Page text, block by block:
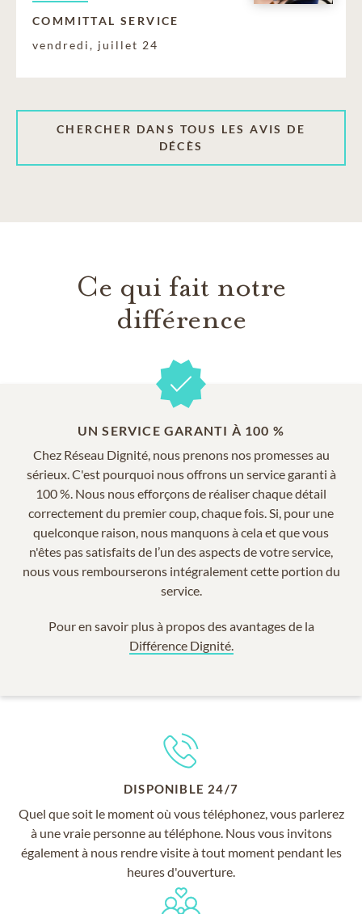
COMMITTAL SERVICE
vendredi, juillet 24
CHERCHER DANS TOUS LES AVIS DE
DÉCÈS
Ce qui fait notre
différence
UN SERVICE GARANTI À 100 %
Chez Réseau Dignité, nous prenons nos promesses au
sérieux. C'est pourquoi nous offrons un service garanti à
100 %. Nous nous efforçons de réaliser chaque détail
correctement du premier coup, chaque fois. Si, pour une
quelconque raison, nous manquons à cela et que vous
n'êtes pas satisfaits de l’un des aspects de votre service,
nous vous rembourserons intégralement cette portion du
service.
Pour en savoir plus à propos des avantages de la
Différence Dignité.
DISPONIBLE 24/7
Quel que soit le moment où vous téléphonez, vous parlerez
à une vraie personne au téléphone. Nous vous invitons
également à nous rendre visite à tout moment pendant les
heures d'ouverture.